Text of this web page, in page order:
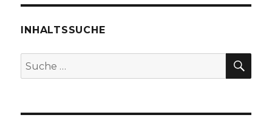
zur
des
bei
Nancy
INHALTSSUCHE
Suche
nach: